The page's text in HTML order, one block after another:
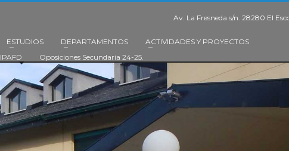
Av. La Fresneda s/n. 28280 El
ESTUDIOS DEPARTAMENTOS
ACTIVIDADES Y PROYECTOS
IPAFD Oposiciones Secundaria 24-25.